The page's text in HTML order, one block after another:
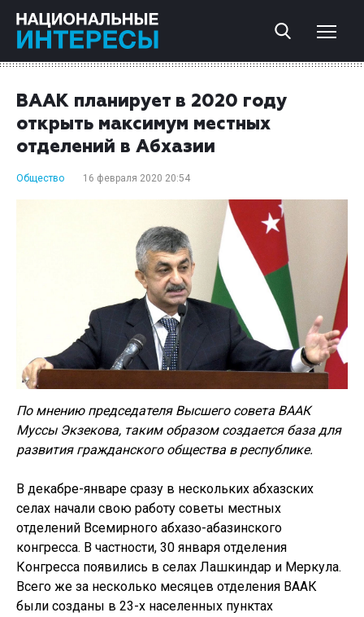
ВААК планирует в 2020 году
открыть максимум местных
отделений в Абхазии
Общество 16 февраля 2020 20:54
По мнению председателя Высшего совета ВААК
Муссы Экзекова, таким образом создается база для
развития гражданского общества в республике.
В декабре-январе сразу в нескольких абхазских
селах начали свою работу советы местных
отделений Всемирного абхазо-абазинского
конгресса. В частности, 30 января отделения
Конгресса появились в селах Лашкиндар и Меркула.
Всего же за несколько месяцев отделения ВААК
были созданы в 23-х населенных пунктах